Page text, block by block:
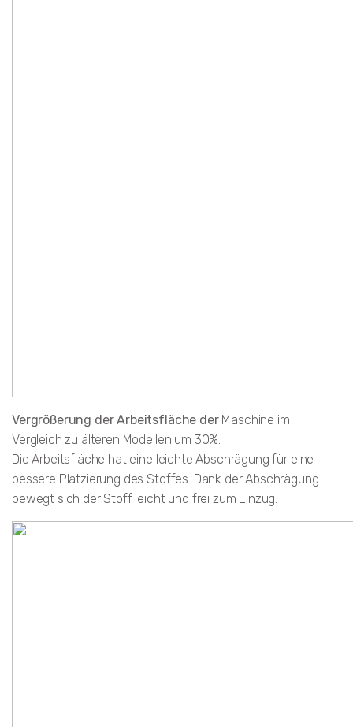
Vergrößerung der Arbeitsfläche derMaschine im
Vergleich zu älteren Modellen um 30%.
Die Arbeitsfläche hat eine leichte Abschrägung für eine
bessere Platzierung des Stoffes. Dank der Abschrägung
bewegt sich der Stoff leicht und frei zum Einzug.